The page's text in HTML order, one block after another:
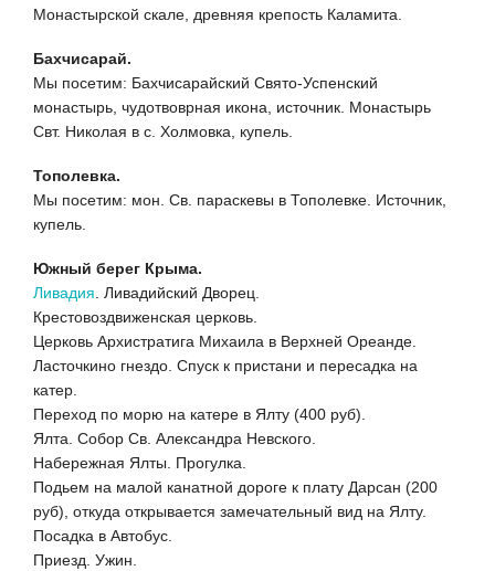
Монастырской скале, древняя крепость Каламита.
Бахчисарай.
Мы посетим: Бахчисарайский Свято-Успенский
монастырь, чудотвоврная икона, источник. Монастырь
Свт. Николая в с. Холмовка, купель.
Тополевка.
Мы посетим: мон. Св. параскевы в Тополевке. Источник,
купель.
Южный берег Крыма.
Ливадия. Ливадийский Дворец.
Крестовоздвиженская церковь.
Церковь Архистратига Михаила в Верхней Ореанде.
Ласточкино гнездо. Спуск к пристани и пересадка на
катер.
Переход по морю на катере в Ялту (400 руб).
Ялта. Собор Св. Александра Невского.
Набережная Ялты. Прогулка.
Подьем на малой канатной дороге к плату Дарсан (200
руб), откуда открывается замечательный вид на Ялту.
Посадка в Автобус.
Приезд. Ужин.